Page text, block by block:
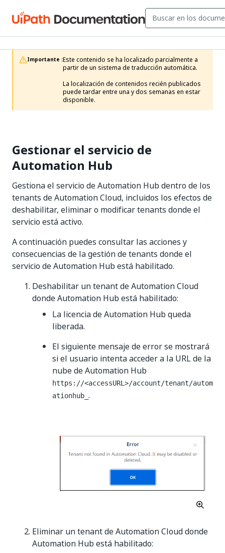
Importante :Este contenido se ha localizado parcialmente a
partir de un sistema de traducción automática.
La localización de contenidos recién publicados
puede tardar entre una y dos semanas en estar
disponible.
Gestionar el servicio de
Automation Hub
Gestiona el servicio de Automation Hub dentro de los
tenants de Automation Cloud, incluidos los efectos de
deshabilitar, eliminar o modificar tenants donde el
servicio está activo.
A continuación puedes consultar las acciones y
consecuencias de la gestión de tenants donde el
servicio de Automation Hub está habilitado.
Deshabilitar un tenant de Automation Cloud
donde Automation Hub está habilitado:
La licencia de Automation Hub queda
liberada.
El siguiente mensaje de error se mostrará
si el usuario intenta acceder a la URL de la
nube de Automation Hub
https://<accessURL>/account/tenant/autom
ationhub_ .
Eliminar un tenant de Automation Cloud donde
Automation Hub está habilitado: